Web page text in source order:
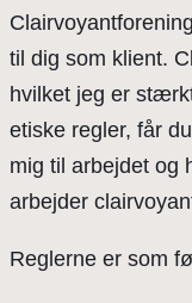
til dig som klient.
hvilket jeg er
etiske regler, får
mig til arbejdet og
arbejder
Reglerne er som